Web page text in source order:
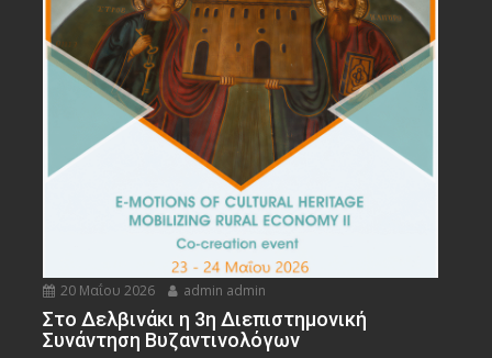
20 Μαΐου 2026 admin admin
Στο Δελβινάκι η 3η Διεπιστημονική
Συνάντηση Βυζαντινολόγων